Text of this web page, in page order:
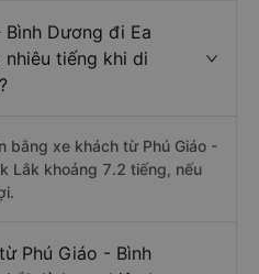
Bình Dương đi Ea
tiếng khi di
bằng xe khách từ Phú Giáo -
Lắk khoảng 7.2 tiếng, nếu
Phú Giáo - Bình